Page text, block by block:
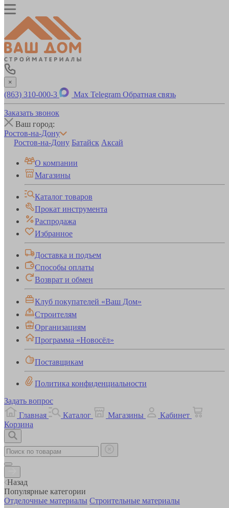
×
(863) 310-000-3 Max Telegram Обратная связь
Заказать звонок
Ваш город:
Ростов-на-Дону
Ростов-на-Дону Батайск Аксай
О компании
Магазины
Каталог товаров
Прокат инструмента
Распродажа
Избранное
Доставка и подъем
Способы оплаты
Возврат и обмен
Клуб покупателей «Ваш Дом»
Строителям
Организациям
Программа «Новосёл»
Поставщикам
Политика конфиденциальности
Задать вопрос
Главная
Каталог Магазины
Кабинет
Корзина
Назад
Популярные категории
Отделочные материалы Строительные материалы